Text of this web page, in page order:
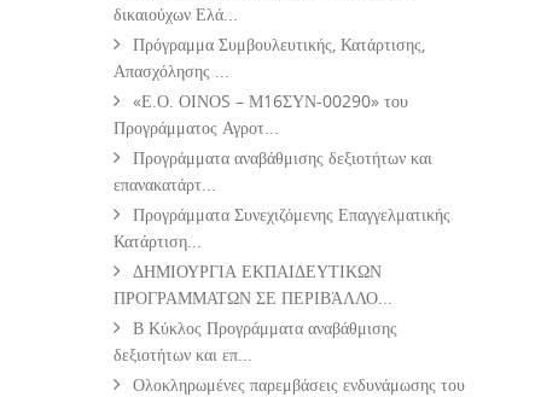
δικαιούχων Ελά...
Πρόγραμμα Συμβουλευτικής, Κατάρτισης,
Απασχόλησης ...
«Ε.Ο. ΟΙΝΟS – Μ16ΣΥΝ-00290» του
Προγράμματος Αγροτ...
Προγράμματα αναβάθμισης δεξιοτήτων και
επανακατάρτ...
Προγράμματα Συνεχιζόμενης Επαγγελματικής
Κατάρτιση...
ΔΗΜΙΟΥΡΓΙΑ ΕΚΠΑΙΔΕΥΤΙΚΩΝ
ΠΡΟΓΡΑΜΜΑΤΩΝ ΣΕ ΠΕΡΙΒΆΛΛΟ...
Β Κύκλος Προγράμματα αναβάθμισης
δεξιοτήτων και επ...
Ολοκληρωμένες παρεμβάσεις ενδυνάμωσης του